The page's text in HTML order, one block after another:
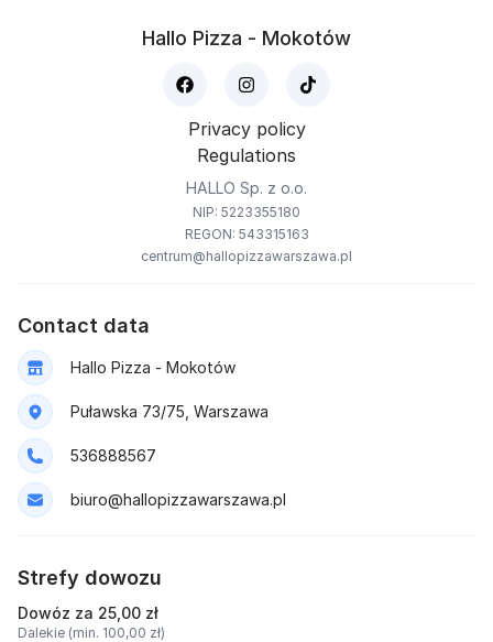
Hallo Pizza - Mokotów
Privacy policy
Regulations
HALLO Sp. z o.o.
NIP: 5223355180
REGON: 543315163
centrum@hallopizzawarszawa.pl
Contact data
Hallo Pizza - Mokotów
Puławska 73/75, Warszawa
536888567
biuro@hallopizzawarszawa.pl
Strefy dowozu
Dowóz za 25,00 zł
Dalekie (min. 100,00 zł)